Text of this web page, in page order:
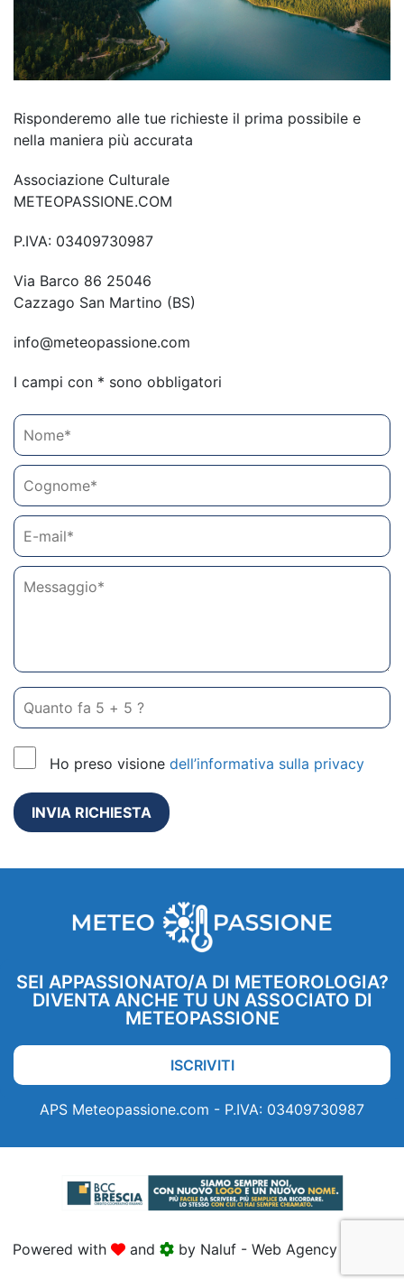
Risponderemo alle tue richieste il prima possibile e
nella maniera più accurata
Associazione Culturale
METEOPASSIONE.COM
P.IVA: 03409730987
Via Barco 86 25046
Cazzago San Martino (BS)
info@meteopassione.com
I campi con * sono obbligatori
Ho preso visione dell’informativa sulla privacy
INVIA RICHIESTA
SEI APPASSIONATO/A DI METEOROLOGIA?
DIVENTA ANCHE TU UN ASSOCIATO DI
METEOPASSIONE
ISCRIVITI
APS Meteopassione.com - P.IVA: 03409730987
Powered with and by Naluf - Web Agency Brescia